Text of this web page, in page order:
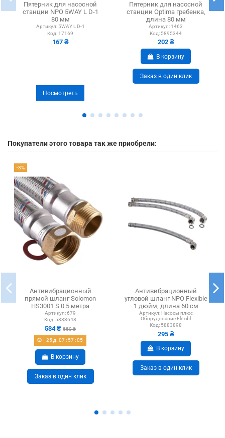
Пятерник для насосной
станции NPO 5WAY L D-1
80 мм
Артикул: 5WAY L D-1
Код: 17169
167 ₴
Посмотреть
Пятерник для насосной
станции Optima гребенка,
длина 80 мм
Артикул: 1463
Код: 5895344
202 ₴
В корзину
Заказ в один клик
Покупатели этого товара так же приобрели:
-3%
Антивибрационный
прямой шланг Solomon
HS3001 S 0.5 метра
Артикул:679
Код: 5883648
534 ₴ 550 ₴
25д. 07: 57:04
В корзину
Заказ в один клик
Антивибрационный
угловой шланг NPO Flexible
1 дюйм, длина 60 см
Артикул: Насосы плюс
Оборудование Flexibl
Код: 5883898
295 ₴
В корзину
Заказ в один клик